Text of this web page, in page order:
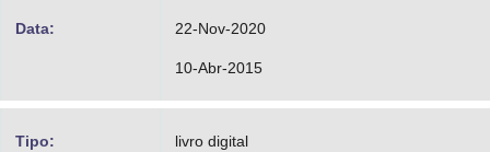
Data: 22-Nov-2020
10-Abr-2015
Tipo: livro digital